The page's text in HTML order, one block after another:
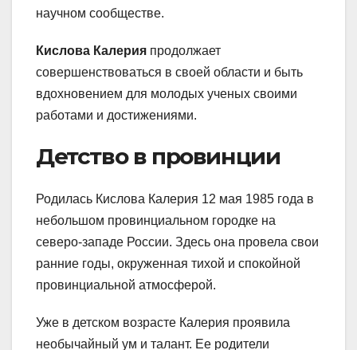
научном сообществе.
Кислова Калерия продолжает
совершенствоваться в своей области и быть
вдохновением для молодых ученых своими
работами и достижениями.
Детство в провинции
Родилась Кислова Калерия 12 мая 1985 года в
небольшом провинциальном городке на
северо-западе России. Здесь она провела свои
ранние годы, окруженная тихой и спокойной
провинциальной атмосферой.
Уже в детском возрасте Калерия проявила
необычайный ум и талант. Ее родители